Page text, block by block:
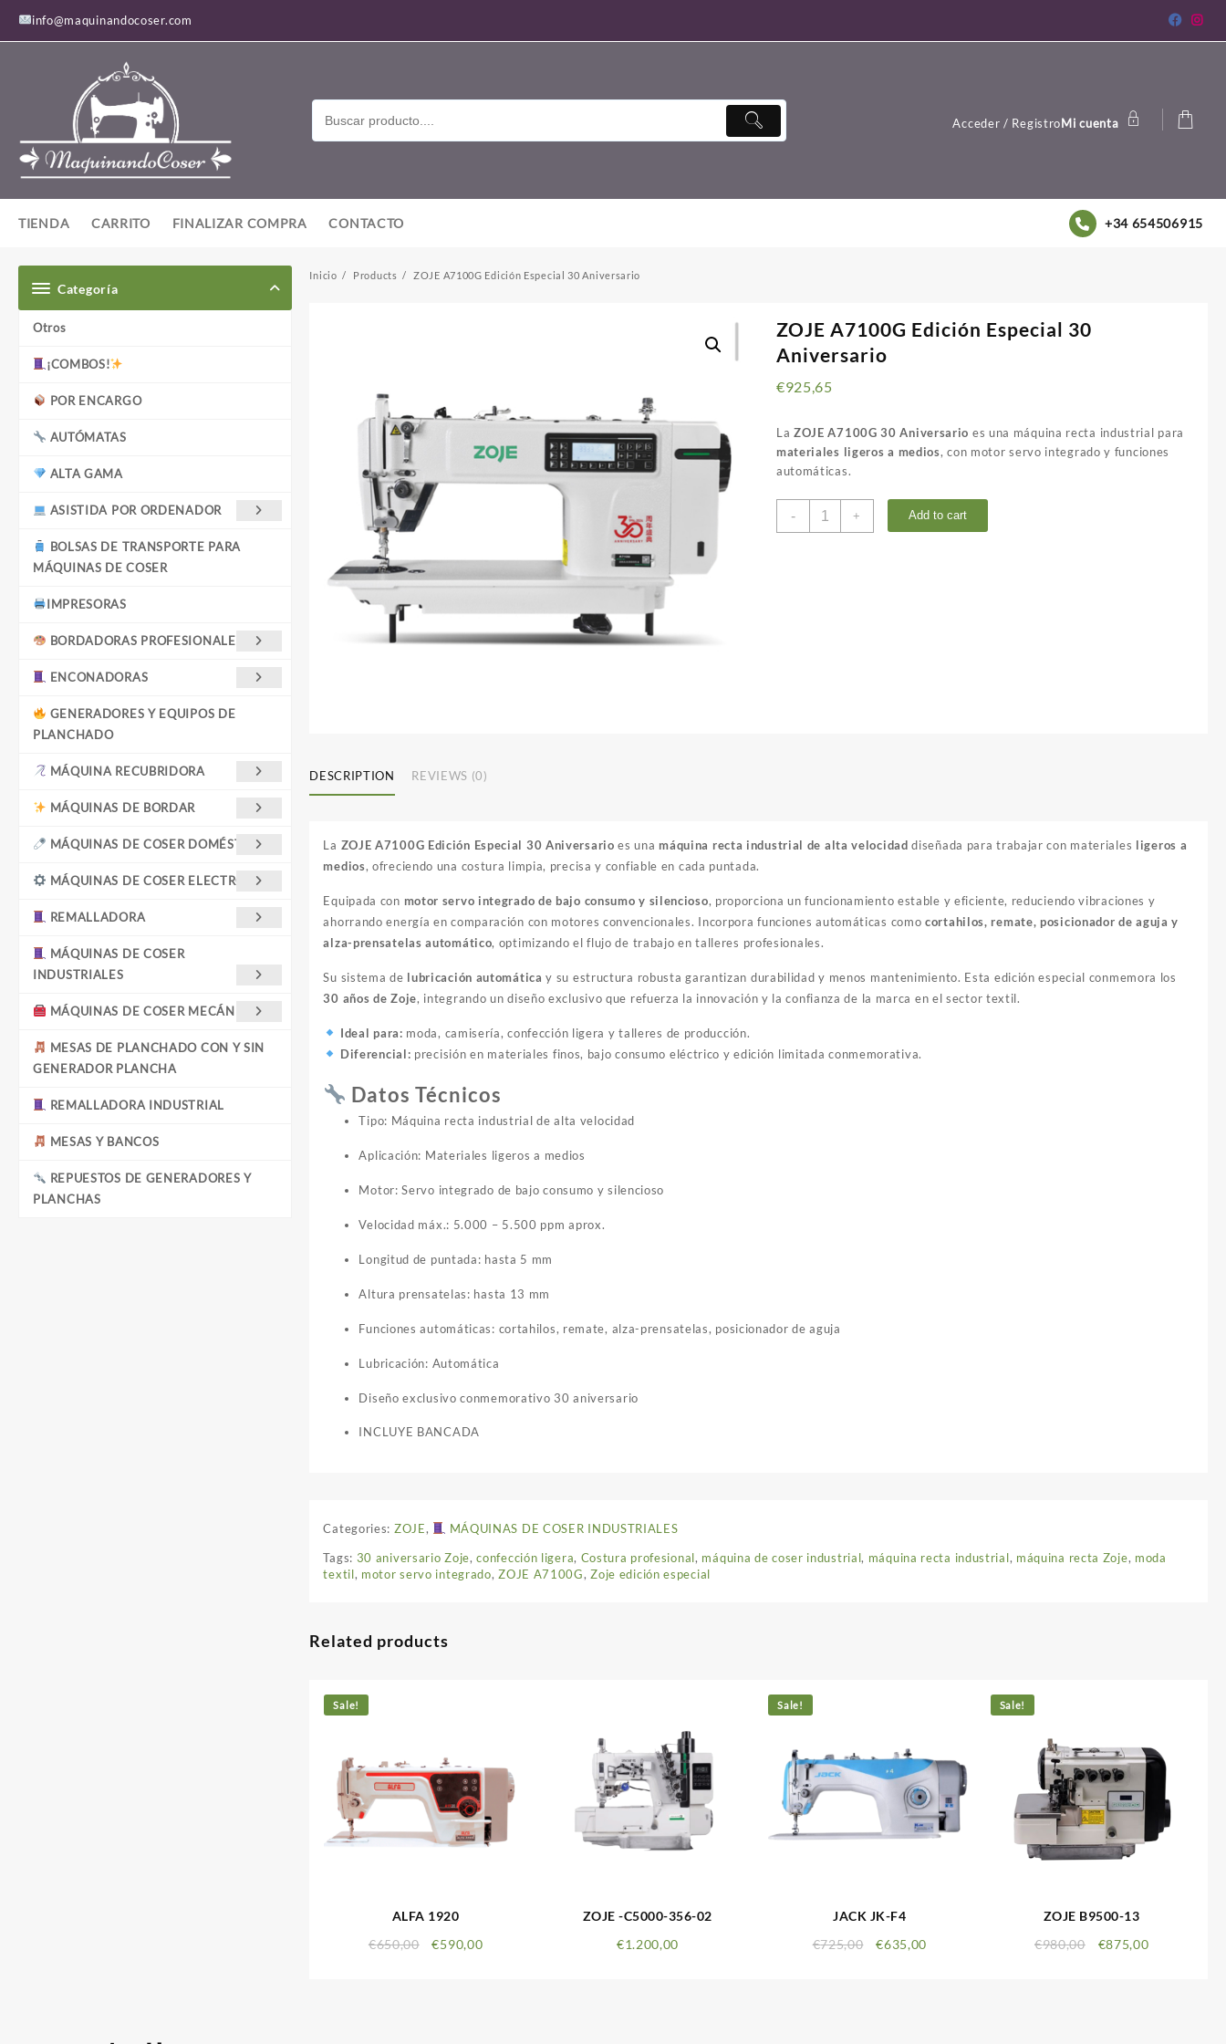
contenido
info@maquinandocoser.com
Acceder / RegistroMi cuenta
TIENDA CARRITO FINALIZAR COMPRA CONTACTO +34 654506915
Categoría
Otros
¡COMBOS!
POR ENCARGO
AUTÓMATAS
ALTA GAMA
ASISTIDA POR ORDENADOR
BOLSAS DE TRANSPORTE PARA
MÁQUINAS DE COSER
IMPRESORAS
BORDADORAS PROFESIONALES
ENCONADORAS
GENERADORES Y EQUIPOS DE
PLANCHADO
MÁQUINA RECUBRIDORA
MÁQUINAS DE BORDAR
MÁQUINAS DE COSER DOMÉSTICAS
MÁQUINAS DE COSER ELECTRÓNICA
REMALLADORA
MÁQUINAS DE COSER
INDUSTRIALES
MÁQUINAS DE COSER MECÁNICAS
MESAS DE PLANCHADO CON Y SIN
GENERADOR PLANCHA
REMALLADORA INDUSTRIAL
MESAS Y BANCOS
REPUESTOS DE GENERADORES Y
PLANCHAS
Inicio Products ZOJE A7100G Edición Especial 30 Aniversario
ZOJE A7100G Edición Especial 30
Aniversario
€925,65
La ZOJE A7100G 30 Aniversario es una máquina recta industrial para
materiales ligeros a medios, con motor servo integrado y funciones
automáticas.
-
ZOJE
+ Add to cart
DESCRIPTION REVIEWS (0)
La ZOJE A7100G Edición Especial 30 Aniversario es una máquina recta industrial de alta velocidad diseñada para trabajar con materiales ligeros a
medios, ofreciendo una costura limpia, precisa y confiable en cada puntada.
Equipada con motor servo integrado de bajo consumo y silencioso, proporciona un funcionamiento estable y eficiente, reduciendo vibraciones y
ahorrando energía en comparación con motores convencionales. Incorpora funciones automáticas comocortahilos, remate, posicionador de aguja y
alza-prensatelas automático, optimizando el flujo de trabajo en talleres profesionales.
Su sistema de lubricación automática y su estructura robusta garantizan durabilidad y menos mantenimiento. Esta edición especial conmemora los
30 años de Zoje, integrando un diseño exclusivo que refuerza la innovación y la confianza de la marca en el sector textil.
Ideal para: moda, camisería, confección ligera y talleres de producción.
Diferencial: precisión en materiales finos, bajo consumo eléctrico y edición limitada conmemorativa.
Datos Técnicos
Tipo: Máquina recta industrial de alta velocidad
Aplicación: Materiales ligeros a medios
Motor: Servo integrado de bajo consumo y silencioso
Velocidad máx.: 5.000 – 5.500 ppm aprox.
Longitud de puntada: hasta 5 mm
Altura prensatelas: hasta 13 mm
Funciones automáticas: cortahilos, remate, alza-prensatelas, posicionador de aguja
Lubricación: Automática
Diseño exclusivo conmemorativo 30 aniversario
INCLUYE BANCADA
Categories: ZOJE,
MÁQUINAS DE COSER INDUSTRIALES
Tags: 30 aniversario Zoje,confección ligera, Costura profesional, máquina de coser industrial, máquina recta industrial, máquina recta Zoje, moda
textil, motor servo integrado,ZOJE A7100G,Zoje edición especial
Related products
Sale!
ALFA 1920
€650,00 €590,00
ZOJE -C5000-356-02
€1.200,00
Sale!
JACK JK-F4
€725,00 €635,00
Sale!
ZOJE B9500-13
€980,00 €875,00